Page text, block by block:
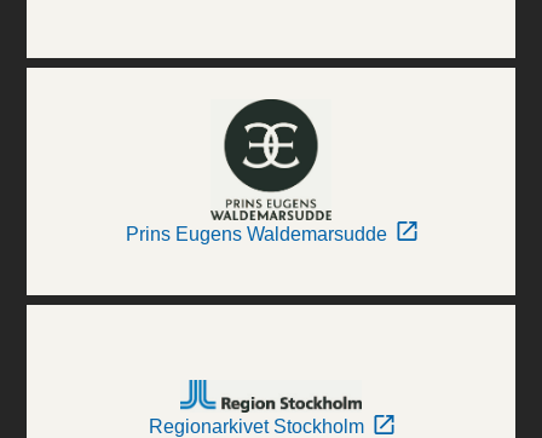
Prins Eugens Waldemarsudde
Regionarkivet Stockholm